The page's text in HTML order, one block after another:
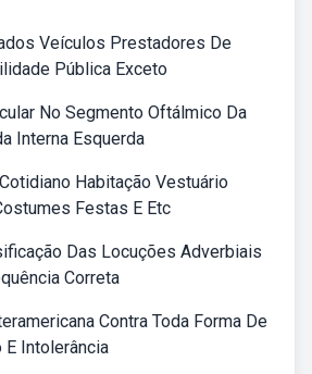
Veículos Prestadores De
Pública Exceto
No Segmento Oftálmico Da
Interna Esquerda
Habitação Vestuário
Festas E Etc
Das Locuções Adverbiais
Correta
Contra Toda Forma De
E Intolerância